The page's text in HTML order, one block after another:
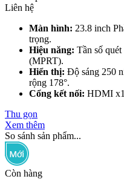
Liên hệ
Màn hình: 23.8 inch
trọng.
Hiệu năng: Tần số
(MPRT).
Hiển thị: Độ sáng 250
rộng 178°.
Cổng kết nối: HDMI
Thu gọn
Xem thêm
So sánh sản phẩm...
Còn hàng